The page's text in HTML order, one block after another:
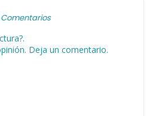
Deja un comentario.